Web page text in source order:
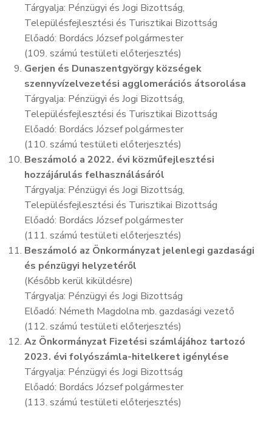
Tárgyalja: Pénzügyi és Jogi Bizottság,
Településfejlesztési és Turisztikai Bizottság
Előadó: Bordács József polgármester
(109. számú testületi előterjesztés)
Gerjen és Dunaszentgyörgy községek
szennyvízelvezetési agglomerációs átsorolása
Tárgyalja: Pénzügyi és Jogi Bizottság,
Településfejlesztési és Turisztikai Bizottság
Előadó: Bordács József polgármester
(110. számú testületi előterjesztés)
Beszámoló a 2022. évi közműfejlesztési
hozzájárulás felhasználásáról
Tárgyalja: Pénzügyi és Jogi Bizottság,
Településfejlesztési és Turisztikai Bizottság
Előadó: Bordács József polgármester
(111. számú testületi előterjesztés)
Beszámoló az Önkormányzat jelenlegi gazdasági
és pénzügyi helyzetéről
(Később kerül kiküldésre)
Tárgyalja: Pénzügyi és Jogi Bizottság
Előadó: Németh Magdolna mb. gazdasági vezető
(112. számú testületi előterjesztés)
Az Önkormányzat Fizetési számlájához tartozó
2023. évi folyószámla-hitelkeret igénylése
Tárgyalja: Pénzügyi és Jogi Bizottság
Előadó: Bordács József polgármester
(113. számú testületi előterjesztés)